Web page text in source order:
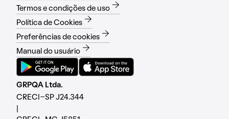
Termos e condições de uso
Política de Cookies
Preferências de cookies
Manual do usuário
GRPQA Ltda.
CRECI-SP J24.344